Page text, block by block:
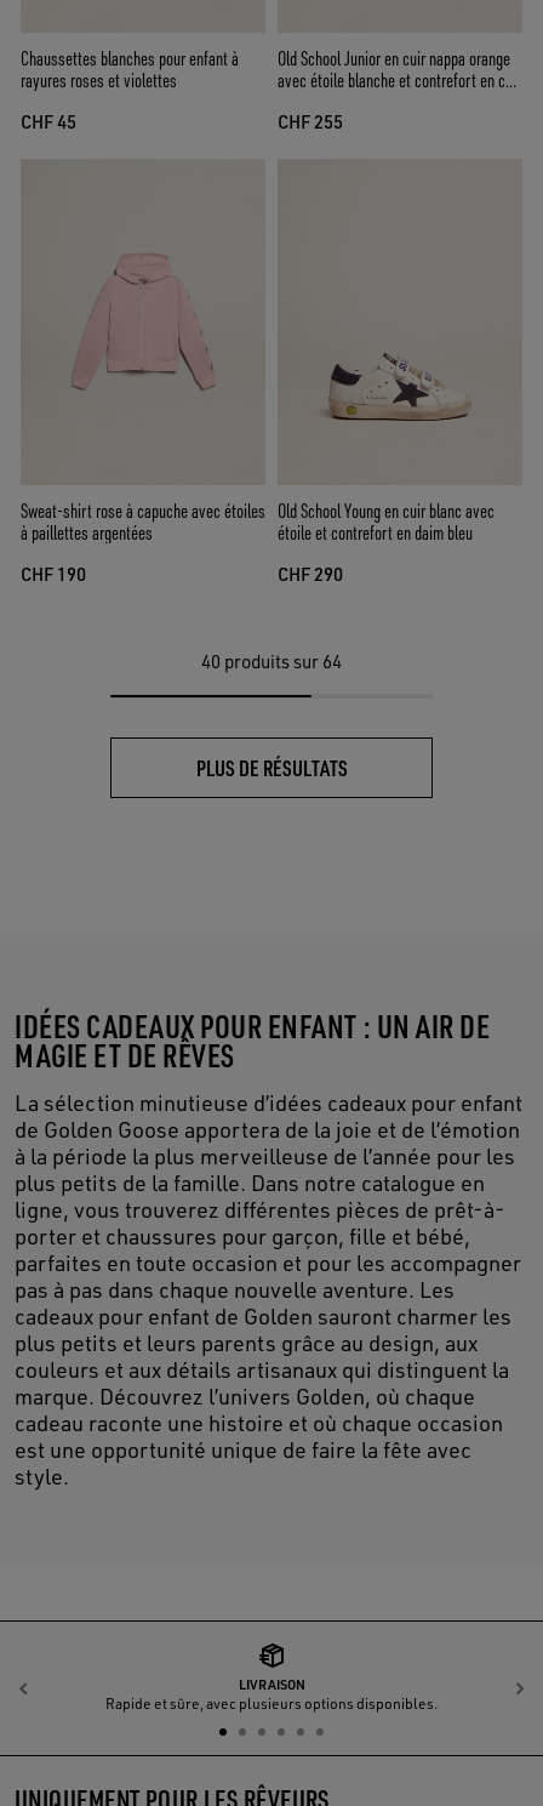
Chaussettes blanches pour enfant à
rayures roses et violettes
CHF 45
Old School Junior en cuir nappa orange
avec étoile blanche et contrefort en cuir
CHF 255
Sweat-shirt rose à capuche avec étoiles
à paillettes argentées
CHF 190
Old School Young en cuir blanc avec
étoile et contrefort en daim bleu
CHF 290
40 produits sur 64
PLUS DE RÉSULTATS
IDÉES CADEAUX POUR ENFANT : UN AIR DE
MAGIE ET DE RÊVES
La sélection minutieuse d’idées cadeaux pour enfant
de Golden Goose apportera de la joie et de l’émotion
à la période la plus merveilleuse de l’année pour les
plus petits de la famille. Dans notre catalogue en
ligne, vous trouverez différentes pièces de prêt-à-
porter et chaussures pour garçon, fille et bébé,
parfaites en toute occasion et pour les accompagner
pas à pas dans chaque nouvelle aventure. Les
cadeaux pour enfant de Golden sauront charmer les
plus petits et leurs parents grâce au design, aux
couleurs et aux détails artisanaux qui distinguent la
marque. Découvrez l’univers Golden, où chaque
cadeau raconte une histoire et où chaque occasion
est une opportunité unique de faire la fête avec
style.
LIVRAISON
Rapide et sûre, avec plusieurs options disponibles.
Précédent
UNIQUEMENT POUR LES RÊVEURS